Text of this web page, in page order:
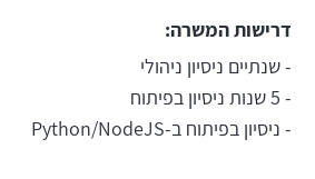
דרישות המשרה:
- שנתיים ניסיון ניהולי
- 5 שנות ניסיון בפיתוח
- ניסיון בפיתוח ב-Python/NodeJS